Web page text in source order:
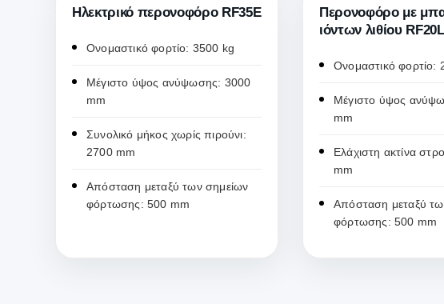
Ηλεκτρικό περονοφόρο RF35E
Ονομαστικό φορτίο: 3500 kg
Μέγιστο ύψος ανύψωσης: 3000
mm
Συνολικό μήκος χωρίς πιρούνι:
2700 mm
Απόσταση μεταξύ των σημείων
φόρτωσης: 500 mm
Περονοφόρο με
ιόντων λιθίου RF20L
Ονομαστικό φορτίο:
Μέγιστο ύψος
mm
Ελάχιστη ακτίνα
mm
Απόσταση μεταξύ
φόρτωσης: 500 mm